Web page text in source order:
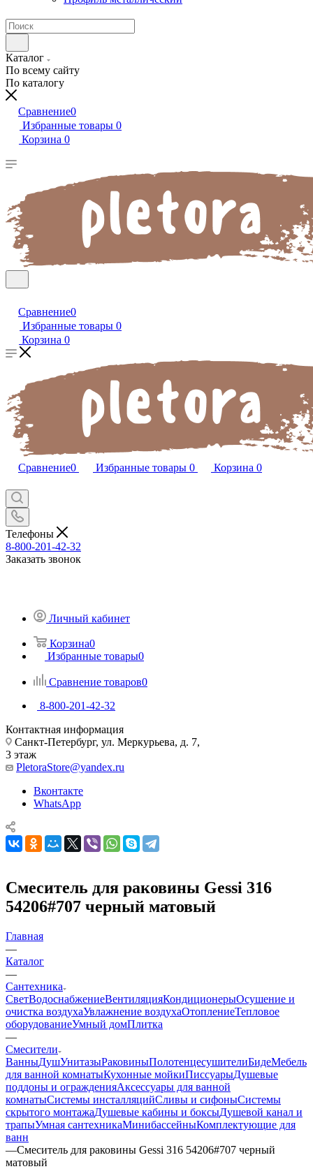
Каталог
По всему сайту
По каталогу
Сравнение0
Избранные товары 0
Корзина 0
Сравнение0
Избранные товары 0
Корзина 0
Сравнение0 Избранные товары 0 Корзина 0
Телефоны
8-800-201-42-32
Заказать звонок
Личный кабинет
Корзина0
Избранные товары0
Сравнение товаров0
8-800-201-42-32
Контактная информация
Санкт-Петербург, ул. Меркурьева, д. 7,
3 этаж
PletoraStore@yandex.ru
Вконтакте
WhatsApp
Смеситель для раковины Gessi 316
54206#707 черный матовый
Главная
—
Каталог
—
Сантехника
СветВодоснабжениеВентиляцияКондиционерыОсушение и
очистка воздухаУвлажнение воздухаОтоплениеТепловое
оборудованиеУмный домПлитка
—
Смесители
ВанныДушУнитазыРаковиныПолотенцесушителиБидеМебель
для ванной комнатыКухонные мойкиПиссуарыДушевые
поддоны и огражденияАксессуары для ванной
комнатыСистемы инсталляцийСливы и сифоныСистемы
скрытого монтажаДушевые кабины и боксыДушевой канал и
трапыУмная сантехникаМинибассейныКомплектующие для
ванн
—Смеситель для раковины Gessi 316 54206#707 черный
матовый